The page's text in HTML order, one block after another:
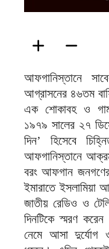
আফগানিস্তানে
আগ্রাসনের ৪৬তম
এক শোকাবহ ও
১৯৭৯ সালের ২৭
দিন’ হিসেবে
আফগানিস্তানে
বরং আফগান
ইমারাতে ইসলামিয়া
জাতীয় রেডিও ও
দিনটিকে স্মরণ
নেমে আসা দুর্যোগ